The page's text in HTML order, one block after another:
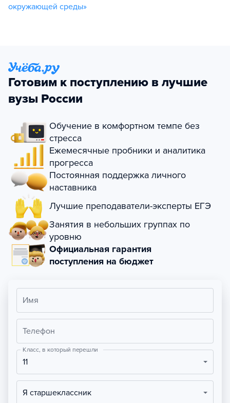
окружающей среды»
Готовим к поступлению в лучшие
вузы России
Обучение в комфортном темпе без
стресса
Ежемесячные пробники и аналитика
прогресса
Постоянная поддержка личного
наставника
Лучшие преподаватели-эксперты ЕГЭ
Занятия в небольших группах по
уровню
Официальная гарантия
поступления на бюджет
Имя
Телефон
Класс, в который перешли
11
Я старшеклассник